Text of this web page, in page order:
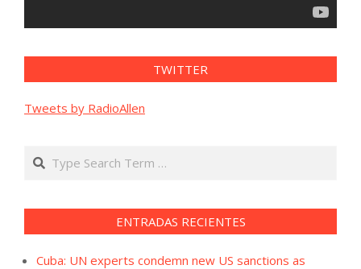
TWITTER
Tweets by RadioAllen
Search
ENTRADAS RECIENTES
Cuba: UN experts condemn new US sanctions as